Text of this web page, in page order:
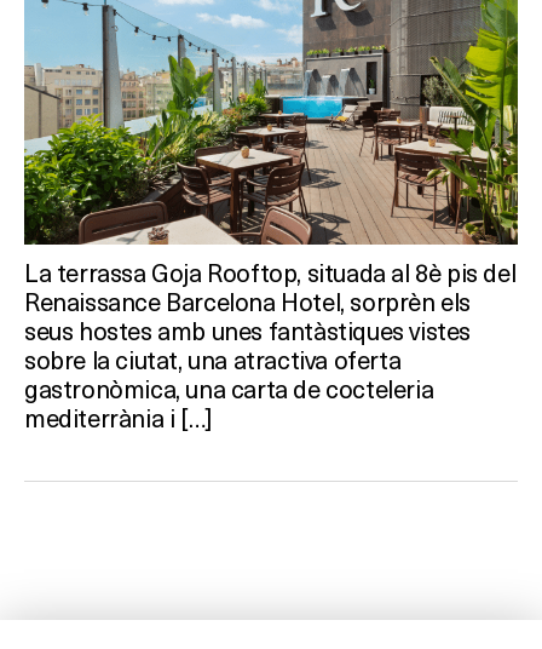
La terrassa Goja Rooftop, situada al 8è pis del
Renaissance Barcelona Hotel, sorprèn els
seus hostes amb unes fantàstiques vistes
sobre la ciutat, una atractiva oferta
gastronòmica, una carta de cocteleria
mediterrània i […]